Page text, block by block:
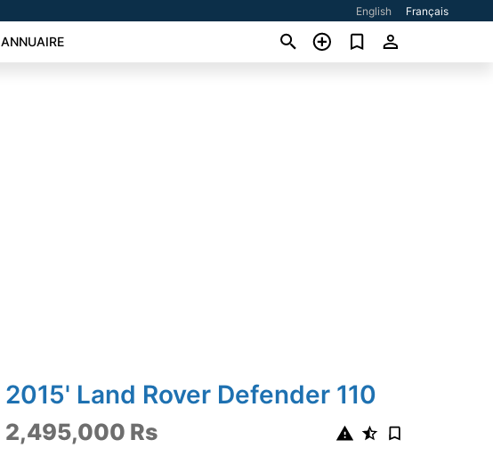
English Français
ANNUAIRE
2015' Land Rover Defender 110
2,495,000 Rs